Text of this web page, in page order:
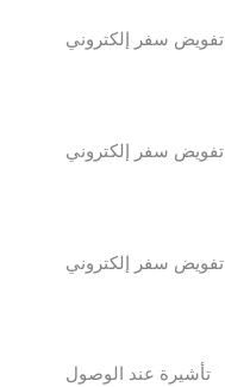
تفويض سفر إلكتروني
تفويض سفر إلكتروني
تفويض سفر إلكتروني
تأشيرة عند الوصول